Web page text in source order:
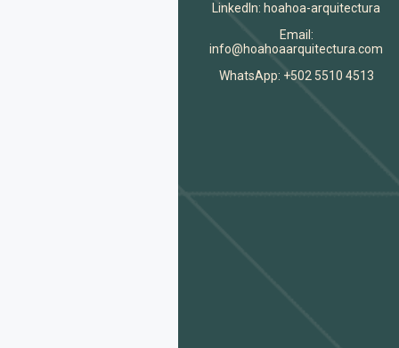
LinkedIn: hoahoa-arquitectura
Email:
info@hoahoaarquitectura.com
WhatsApp: +502 5510 4513